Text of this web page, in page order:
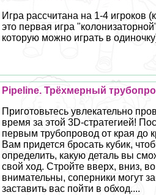
Игра рассчитана на 1-4 игроков
это первая игра
которую можно играть в
Pipeline. Трёхмерный
Приготовьтесь увлекательно
время за этой 3D-стратегией!
первым трубопровод от края до
Вам придется бросать кубик,
определить, какую деталь вы
свой ход. Стройте вверх, вниз,
внимательны, соперники могут
заставить вас пойти в обход....